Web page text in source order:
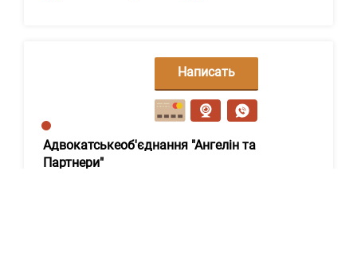
Адвокатськеоб'єднання "Ангелін та
Партнери"
Написать
сообщение